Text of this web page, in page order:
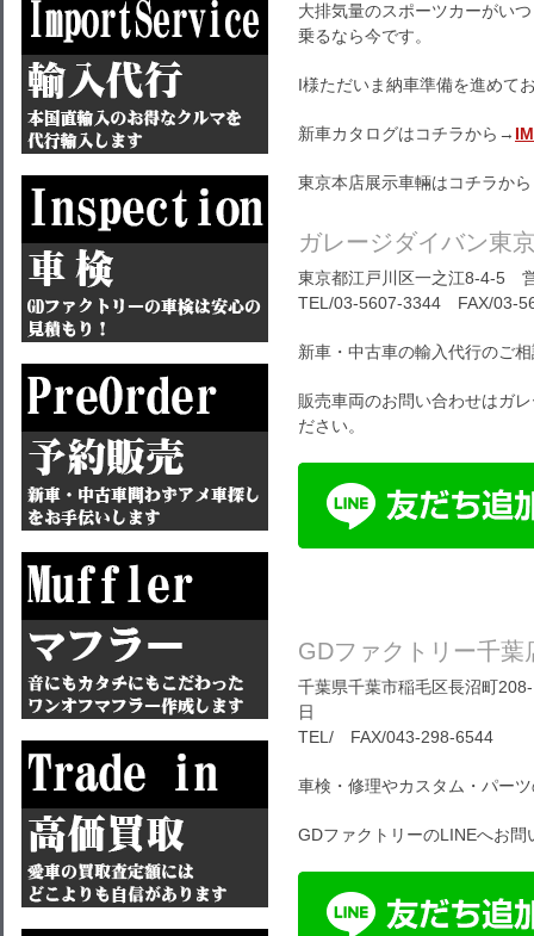
大排気量のスポーツカーがい
乗るなら今です。
I様ただいま納車準備を進めて
新車カタログはコチラから→
東京本店展示車輛はコチラか
ガレージダイバン東
東京都江戸川区一之江8-4-5
TEL/03-5607-3344 FAX/03-
新車・中古車の輸入代行のご
販売車両のお問い合わせはガ
ださい。
GDファクトリー千葉
千葉県千葉市稲毛区長沼町
日
TEL/ FAX/043-298-6544
車検・修理やカスタム・パー
GDファクトリーのLINEへお問